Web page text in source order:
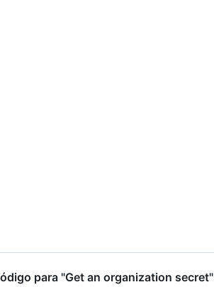
para "Get an organization secret"